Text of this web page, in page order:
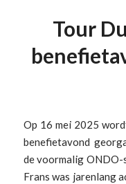
Tour
Op 16 mei 2025
benefietavond
de voormalig ONDO-
Frans was jarenlang